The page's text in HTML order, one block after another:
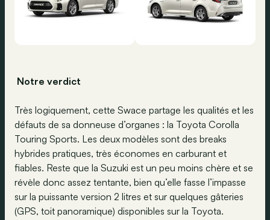
Notre verdict
Très logiquement, cette Swace partage les qualités et les
défauts de sa donneuse d’organes : la Toyota Corolla
Touring Sports. Les deux modèles sont des breaks
hybrides pratiques, très économes en carburant et
fiables. Reste que la Suzuki est un peu moins chère et se
révèle donc assez tentante, bien qu’elle fasse l’impasse
sur la puissante version 2 litres et sur quelques gâteries
(GPS, toit panoramique) disponibles sur la Toyota.